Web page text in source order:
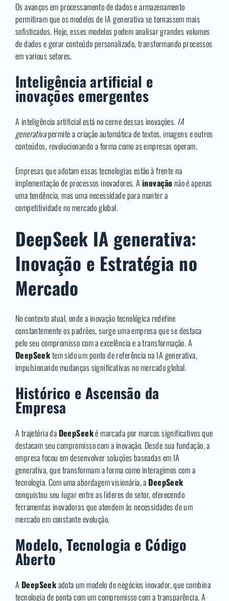
Os avanços em processamento de dados e armazenamento
permitiram que os modelos de IA generativa se tornassem mais
sofisticados. Hoje, esses modelos podem analisar grandes volumes
de dados e gerar conteúdo personalizado, transformando processos
em various setores.
Inteligência artificial e
inovações emergentes
A inteligência artificial está no cerne dessas inovações. IA
generativapermite a criação automática de textos, imagens e outros
conteúdos, revolucionando a forma como as empresas operam.
Empresas que adotam essas tecnologias estão à frente na
implementação de processos inovadores. Ainovaçãonão é apenas
uma tendência, mas uma necessidade para manter a
competitividade no mercado global.
DeepSeek IA generativa:
Inovação e Estratégia no
Mercado
No contexto atual, onde a inovação tecnológica redefine
constantemente os padrões, surge uma empresa que se destaca
pelo seu compromisso com a excelência e a transformação. A
DeepSeektem sido um ponto de referência na IA generativa,
impulsionando mudanças significativas no mercado global.
Histórico e Ascensão da
Empresa
A trajetória da DeepSeeké marcada por marcos significativos que
destacam seu compromisso com a inovação. Desde sua fundação, a
empresa focou em desenvolver soluções baseadas em IA
generativa, que transformam a forma como interagimos com a
tecnologia. Com uma abordagem visionária, a DeepSeek
conquistou seu lugar entre as líderes do setor, oferecendo
ferramentas inovadoras que atendem às necessidades de um
mercado em constante evolução.
Modelo, Tecnologia e Código
Aberto
A DeepSeekadota um modelo de negócios inovador, que combina
tecnologia de ponta com um compromisso com a transparência. A